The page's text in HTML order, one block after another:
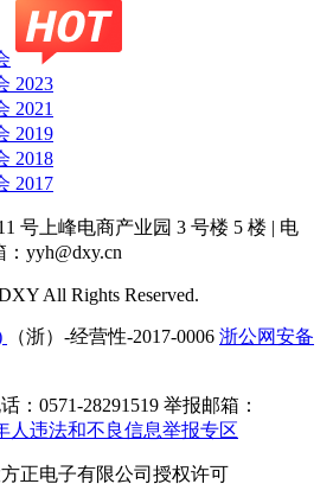
2023
2021
2019
2018
2017
号上峰电商产业园 3 号楼 5 楼 | 电
：yyh@dxy.cn
All Rights Reserved.
（浙）-经营性-2017-0006 浙公网安备
：0571-28291519 举报邮箱：
人违法和不良信息举报专区
正电子有限公司授权许可